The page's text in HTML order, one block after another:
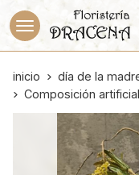
inicio
día de la
Composición